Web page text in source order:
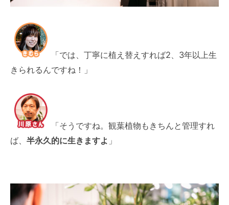
「では、丁寧に植え替えすれば2、3年以上生
きられるんですね！」
「そうですね。観葉植物もきちんと管理すれ
ば、 半永久的に生きますよ 」